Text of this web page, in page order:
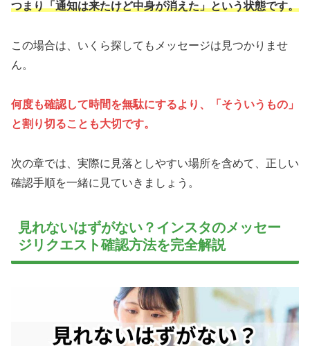
つまり「通知は来たけど中身が消えた」という状態です。
この場合は、いくら探してもメッセージは見つかりませ
ん。
何度も確認して時間を無駄にするより、「そういうもの」
と割り切ることも大切です。
次の章では、実際に見落としやすい場所を含めて、正しい
確認手順を一緒に見ていきましょう。
見れないはずがない？インスタのメッセー
ジリクエスト確認方法を完全解説